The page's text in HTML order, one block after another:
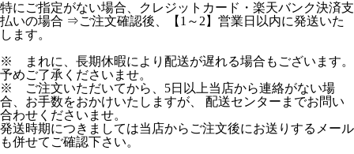
特にご指定がない場合、クレジットカード・楽天バンク決済支
払いの場合 ⇒ご注文確認後、【1～2】営業日以内に発送いた
します。
※ まれに、長期休暇により配送が遅れる場合もございます。
予めご了承くださいませ。
※ ご注文いただいてから、5日以上当店から連絡がない場
合、お手数をおかけいたしますが、 配送センターまでお問い
合わせくださいませ。
発送時期につきましては当店からご注文後にお送りするメール
も併せてご確認下さい。